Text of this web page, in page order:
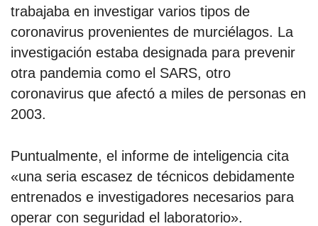
trabajaba en investigar varios tipos de
coronavirus provenientes de murciélagos. La
investigación estaba designada para prevenir
otra pandemia como el SARS, otro
coronavirus que afectó a miles de personas en
2003.
Puntualmente, el informe de inteligencia cita
«una seria escasez de técnicos debidamente
entrenados e investigadores necesarios para
operar con seguridad el laboratorio».